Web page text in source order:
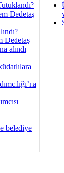
Dedetaş
Dedetaş
alındı
belediye